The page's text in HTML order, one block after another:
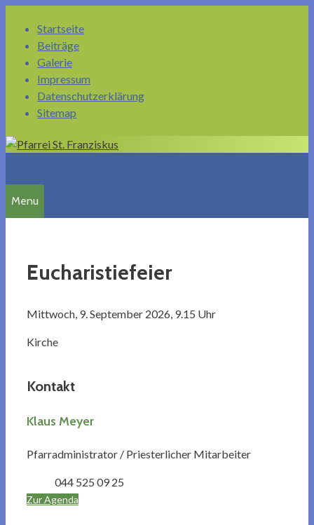
Inhalt
Startseite
Beiträge
Galerie
Impressum
Datenschutzerklärung
Sitemap
Menu
Eucharistiefeier
Mittwoch, 9. September 2026, 9.15 Uhr
Kirche
Kontakt
Klaus Meyer
Pfarradministrator / Priesterlicher Mitarbeiter
044 525 09 25
Zur Agenda